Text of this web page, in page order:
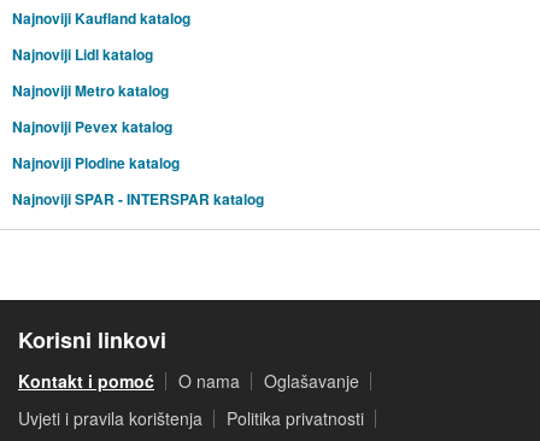
Najnoviji Kaufland katalog
Najnoviji Lidl katalog
Najnoviji Metro katalog
Najnoviji Pevex katalog
Najnoviji Plodine katalog
Najnoviji SPAR - INTERSPAR katalog
Korisni linkovi
Kontakt i pomoć O nama
Oglašavanje
Uvjeti i pravila korištenja
Politika privatnosti